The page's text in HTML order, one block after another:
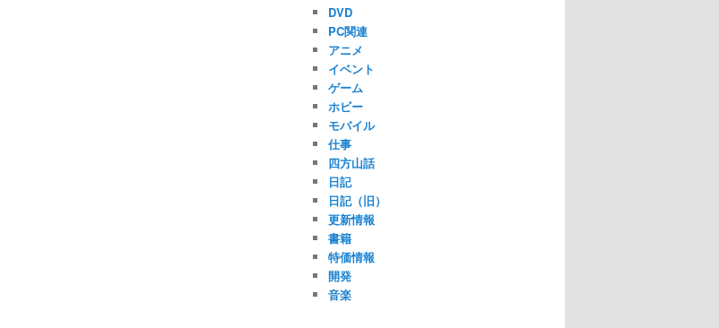
DVD
PC関連
アニメ
イベント
ゲーム
ホビー
モバイル
仕事
四方山話
日記
日記（旧）
更新情報
書籍
特価情報
開発
音楽